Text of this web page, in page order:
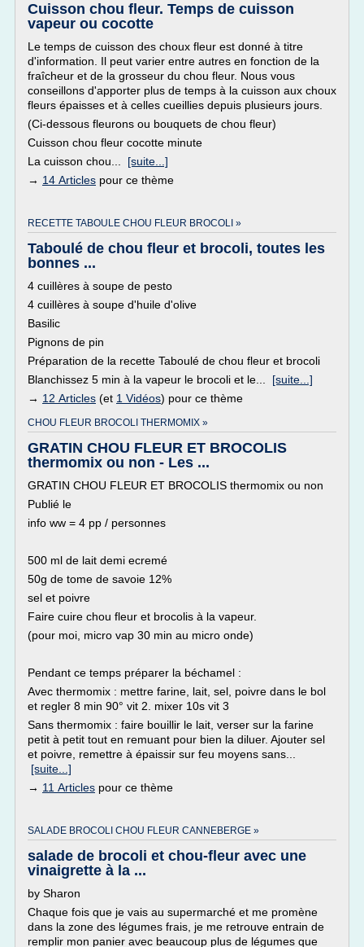
Cuisson chou fleur. Temps de cuisson
vapeur ou cocotte
Le temps de cuisson des choux fleur est donné à titre
d'information. Il peut varier entre autres en fonction de la
fraîcheur et de la grosseur du chou fleur. Nous vous
conseillons d'apporter plus de temps à la cuisson aux choux
fleurs épaisses et à celles cueillies depuis plusieurs jours.
(Ci-dessous fleurons ou bouquets de chou fleur)
Cuisson chou fleur cocotte minute
La cuisson chou... [suite...]
→ 14 Articles pour ce thème
RECETTE TABOULE CHOU FLEUR BROCOLI »
Taboulé de chou fleur et brocoli, toutes les
bonnes ...
4 cuillères à soupe de pesto
4 cuillères à soupe d'huile d'olive
Basilic
Pignons de pin
Préparation de la recette Taboulé de chou fleur et brocoli
Blanchissez 5 min à la vapeur le brocoli et le... [suite...]
→ 12 Articles (et 1 Vidéos) pour ce thème
CHOU FLEUR BROCOLI THERMOMIX »
GRATIN CHOU FLEUR ET BROCOLIS
thermomix ou non - Les ...
GRATIN CHOU FLEUR ET BROCOLIS thermomix ou non
Publié le
info ww = 4 pp / personnes
500 ml de lait demi ecremé
50g de tome de savoie 12%
sel et poivre
Faire cuire chou fleur et brocolis à la vapeur.
(pour moi, micro vap 30 min au micro onde)
Pendant ce temps préparer la béchamel :
Avec thermomix : mettre farine, lait, sel, poivre dans le bol
et regler 8 min 90° vit 2. mixer 10s vit 3
Sans thermomix : faire bouillir le lait, verser sur la farine
petit à petit tout en remuant pour bien la diluer. Ajouter sel
et poivre, remettre à épaissir sur feu moyens sans...
[suite...]
→ 11 Articles pour ce thème
SALADE BROCOLI CHOU FLEUR CANNEBERGE »
salade de brocoli et chou-fleur avec une
vinaigrette à la ...
by Sharon
Chaque fois que je vais au supermarché et me promène
dans la zone des légumes frais, je me retrouve entrain de
remplir mon panier avec beaucoup plus de légumes que